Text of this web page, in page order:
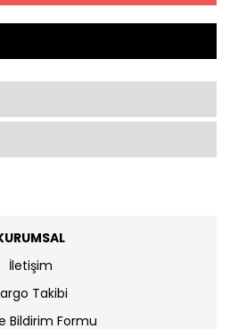
İletişim
Takibi
Bildirim Formu